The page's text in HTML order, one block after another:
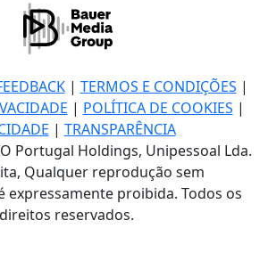
| TERMOS E CONDIÇÕES |
| POLÍTICA DE COOKIES |
| TRANSPARÊNCIA
Portugal Holdings, Unipessoal Lda.
Qualquer reprodução sem
expressamente proibida. Todos os
direitos reservados.